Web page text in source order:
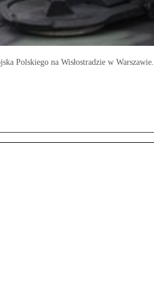
Polskiego na Wisłostradzie w Warszawie.